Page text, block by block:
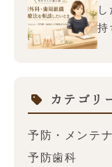
持
カテゴリ
予防・メンテ
予防歯科